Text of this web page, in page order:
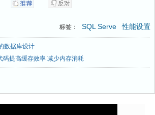
标签： SQL Serve 性能设置
数据库设计
码提高缓存效率 减少内存消耗